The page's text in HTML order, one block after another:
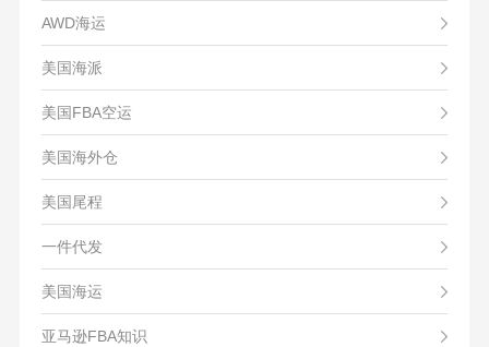
AWD海运
美国海派
美国FBA空运
美国海外仓
美国尾程
一件代发
美国海运
亚马逊FBA知识